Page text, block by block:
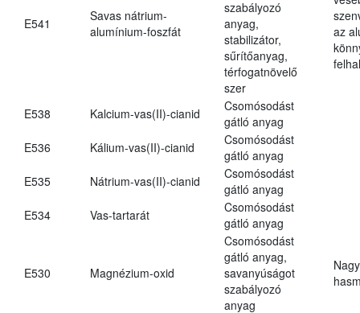
E541
Savas nátrium-
alumínium-foszfát
szabályozó
anyag,
stabilizátor,
sűrítőanyag,
térfogatnövelő
szer
az
E538 Kalcium-vas(II)-cianid
Csomósodást
gátló anyag
E536
Kálium-vas(II)-cianid
Csomósodást
gátló anyag
E535
Nátrium-vas(II)-cianid
Csomósodást
gátló anyag
E534
Vas-tartarát
Csomósodást
gátló anyag
E530 Magnézium-oxid
Csomósodást
gátló anyag,
savanyúságot
szabályozó
anyag